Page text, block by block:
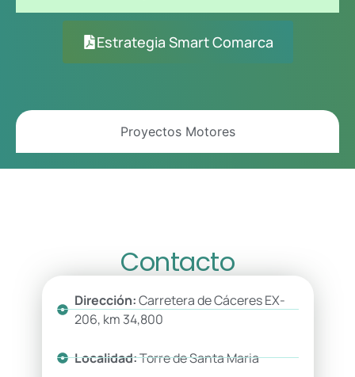
Proyectos Motores
Estrategia Smart Comarca
Contacto
Dirección:Carretera de Cáceres EX-
206, km 34,800
Localidad:Torre de Santa Maria